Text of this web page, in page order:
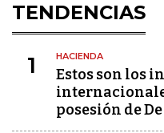
TENDENCIAS
1 HACIENDA
Estos son los
posesión de